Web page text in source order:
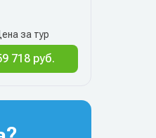
за тур
718 руб.